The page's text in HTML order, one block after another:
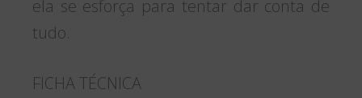
ela se esforça para tentar dar conta de
tudo.
FICHA TÉCNICA